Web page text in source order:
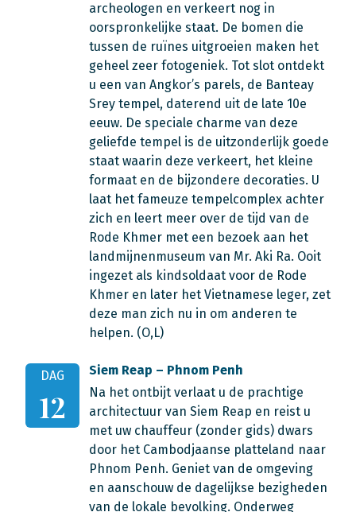
archeologen en verkeert nog in
oorspronkelijke staat. De bomen die
tussen de ruïnes uitgroeien maken het
geheel zeer fotogeniek. Tot slot ontdekt
u een van Angkor’s parels, de Banteay
Srey tempel, daterend uit de late 10e
eeuw. De speciale charme van deze
geliefde tempel is de uitzonderlijk goede
staat waarin deze verkeert, het kleine
formaat en de bijzondere decoraties. U
laat het fameuze tempelcomplex achter
zich en leert meer over de tijd van de
Rode Khmer met een bezoek aan het
landmijnenmuseum van Mr. Aki Ra. Ooit
ingezet als kindsoldaat voor de Rode
Khmer en later het Vietnamese leger, zet
deze man zich nu in om anderen te
helpen. (O,L)
DAG
12
Siem Reap – Phnom Penh
Na het ontbijt verlaat u de prachtige
architectuur van Siem Reap en reist u
met uw chauffeur (zonder gids) dwars
door het Cambodjaanse platteland naar
Phnom Penh. Geniet van de omgeving
en aanschouw de dagelijkse bezigheden
van de lokale bevolking. Onderweg